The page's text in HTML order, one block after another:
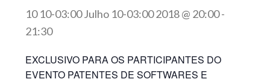
10 10-03:00 Julho 10-03:00 2018 @ 20:00-
21:30
EXCLUSIVO PARA OS PARTICIPANTES DO
EVENTO PATENTES DE SOFTWARES E